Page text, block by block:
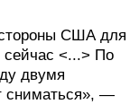
США для
<...> По
двумя
сниматься», —